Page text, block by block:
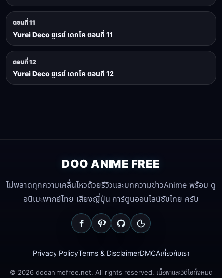
ตอนที่ 11
Yurei Deco ยูเรย์ เดกโค ตอนที่ 11
ตอนที่ 12
Yurei Deco ยูเรย์ เดกโค ตอนที่ 12
DOO ANIME FREE
ไม่พลาดทุกความเคลื่นไหวด้วยรีวิวและบทความข่าวAnime พร้อม ดู
อนิเมะพากย์ไทย เสียงญี่ปุ่น การ์ตูนออนไลน์ซับไทย ครับ
Privacy PolicyTerms & DisclaimerDMCAเกี่ยวกับเรา
© 2026 dooanimefree.net. All rights reserved. เนื้อหาและวิดีโอทั้งหมด